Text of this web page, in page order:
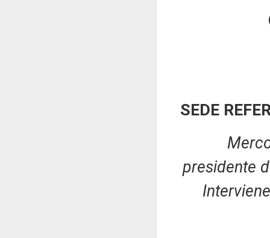
SEDE
presidente